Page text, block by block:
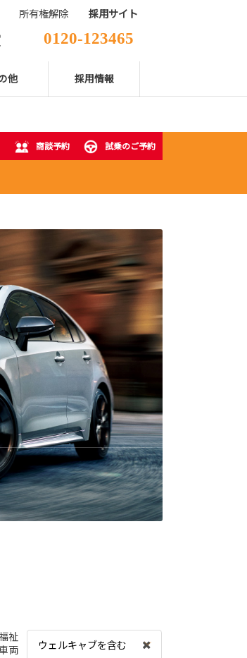
0120-123465
029-850-2111
他 採用情報
所有権解除 採用サイト
商談予約 試乗のご予約
祉
両
ウェルキャブを含む